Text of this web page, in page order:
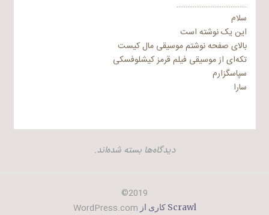
…………………………………
سلام
این یک نوشته است
بالای صفحه نوشتم موسیقی مال کیست
تکه‌ای از موسیقی فیلم قرمز کیشلوفسکی
سپاسگزارم
سارا
دیدگاه‌ها بسته شده‌اند.
2019©
Scrawl کاری از WordPress.com